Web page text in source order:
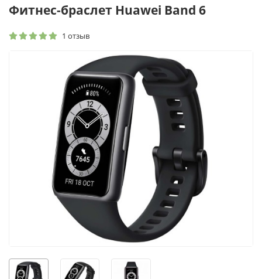
Фитнес-браслет Huawei Band 6
1 отзыв